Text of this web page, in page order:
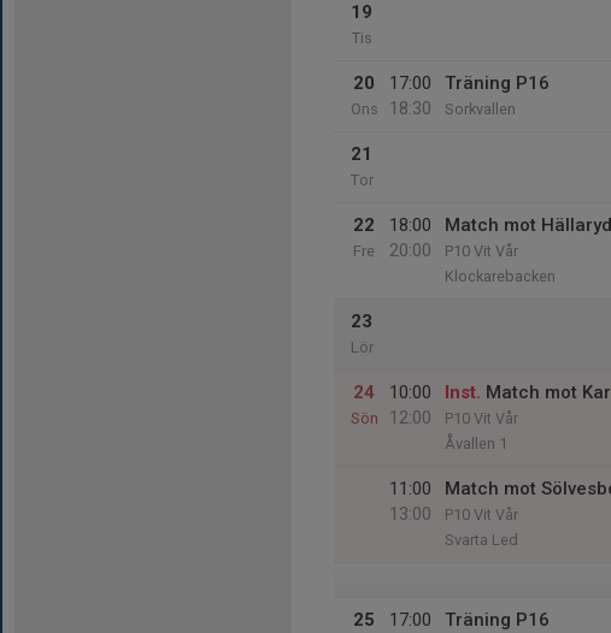
19
Tis
20
Ons
17:00
18:30
Träning P16
Sorkvallen
21
Tor
22
Fre
18:00
20:00
Match mot
P10 Vit Vår
Klockarebacken
23
Lör
24
Sön
10:00
12:00
Inst. Match mot
P10 Vit Vår
Åvallen 1
11:00
13:00
Match mot
P10 Vit Vår
Svarta Led
25
17:00
Träning P16